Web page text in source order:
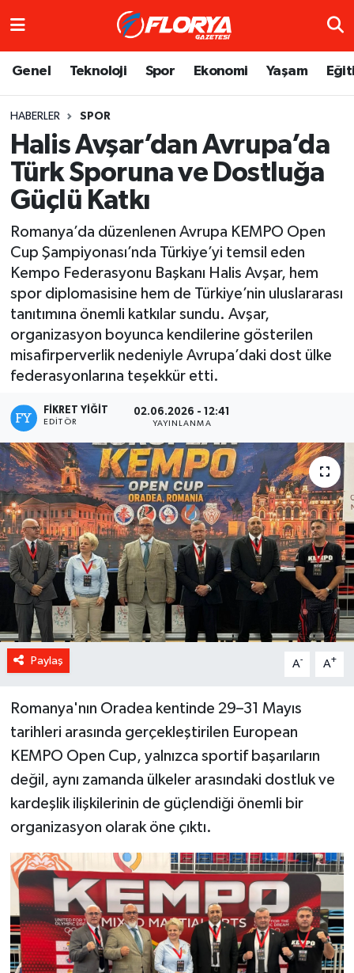
Genel Teknoloji Spor Ekonomi Yaşam
HABERLER SPOR
Halis Avşar’dan Avrupa’da
Türk Sporuna ve Dostluğa
Güçlü Katkı
Romanya’da düzenlenen Avrupa KEMPO Open
Cup Şampiyonası’nda Türkiye’yi temsil eden
Kempo Federasyonu Başkanı Halis Avşar, hem
spor diplomasisine hem de Türkiye’nin uluslararası
tanıtımına önemli katkılar sundu. Avşar,
organizasyon boyunca kendilerine gösterilen
misafirperverlik nedeniyle Avrupa’daki dost ülke
federasyonlarına teşekkür etti.
FIKRET YIĞIT
EDITÖR
02.06.2026 - 12:41
YAYINLANMA
Paylaş A- A+
Romanya'nın Oradea kentinde 29–31 Mayıs
tarihleri arasında gerçekleştirilen European
KEMPO Open Cup, yalnızca sportif başarıların
değil, aynı zamanda ülkeler arasındaki dostluk ve
kardeşlik ilişkilerinin de güçlendiği önemli bir
organizasyon olarak öne çıktı.
Trafik Durumu
Süper Lig Puan Durumu ve Fikstür
Tüm Manşetler
Haber Arşivi